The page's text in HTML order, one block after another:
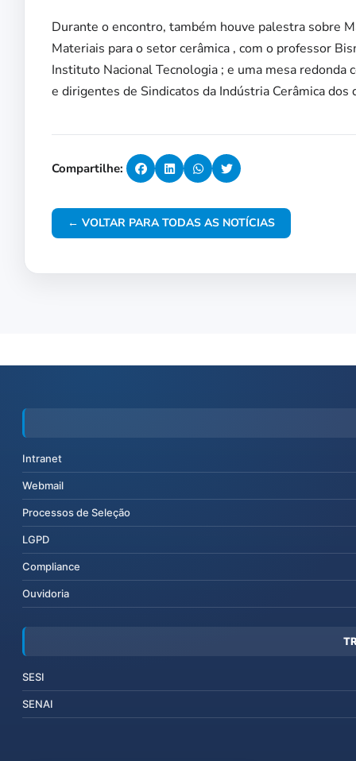
Durante o encontro, também houve palestra sobre
Materiais para o setor cerâmica , com o professor
Instituto Nacional Tecnologia ; e uma mesa redonda
e dirigentes de Sindicatos da Indústria Cerâmica
Compartilhe:
← VOLTAR PARA TODAS AS NOTÍCIAS
Intranet
Webmail
Processos de Seleção
LGPD
Compliance
Ouvidoria
SESI
SENAI